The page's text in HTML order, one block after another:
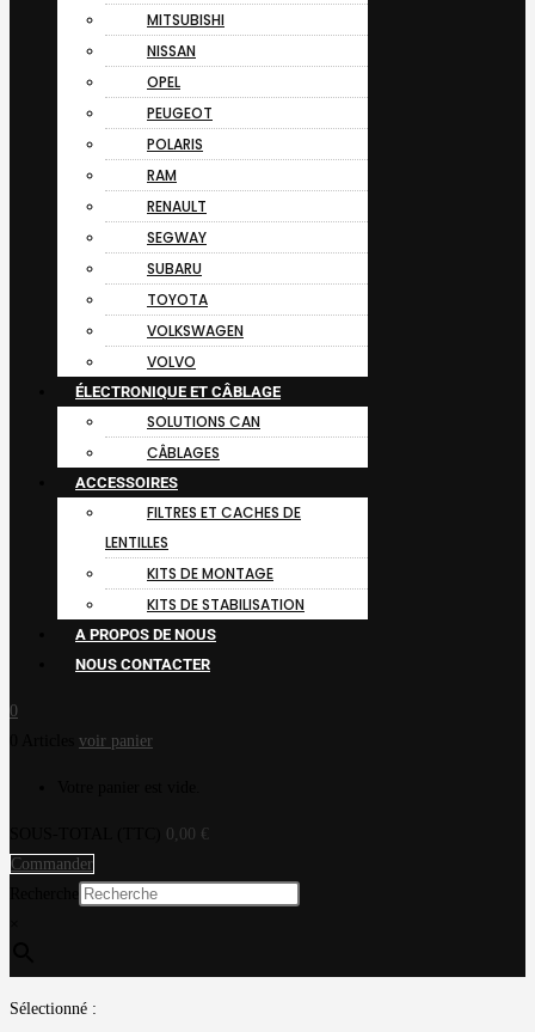
MITSUBISHI
NISSAN
OPEL
PEUGEOT
POLARIS
RAM
RENAULT
SEGWAY
SUBARU
TOYOTA
VOLKSWAGEN
VOLVO
ÉLECTRONIQUE ET CÂBLAGE
SOLUTIONS CAN
CÂBLAGES
ACCESSOIRES
FILTRES ET CACHES DE
LENTILLES
KITS DE MONTAGE
KITS DE STABILISATION
A PROPOS DE NOUS
NOUS CONTACTER
0
voir panier
0,00 €
Commander
Sélectionné :